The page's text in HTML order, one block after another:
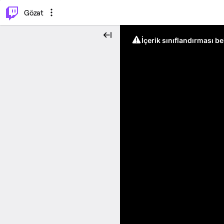
Gözat
İçerik sınıflandırması